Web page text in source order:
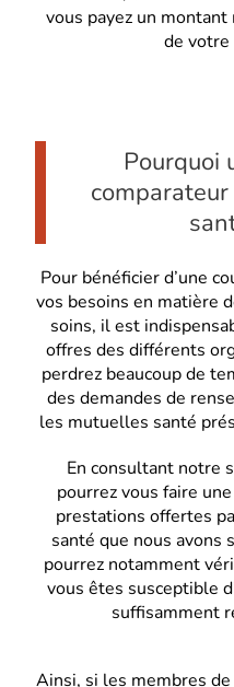
vous payez un
de votre
Pourquoi
Pour bénéficier d’une
vos besoins en matière
soins, il est
offres des différents
perdrez beaucoup de
des demandes de
les mutuelles santé
En consultant notre
pourrez vous faire
prestations offertes
santé que nous avons
pourrez notamment
vous êtes susceptible
suffisamment
Ainsi, si les membres